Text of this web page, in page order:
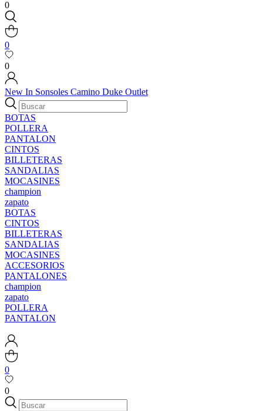
0
0
0
New In Sonsoles Camino Duke Outlet
BOTAS
POLLERA
PANTALON
CINTOS
BILLETERAS
SANDALIAS
MOCASINES
champion
zapato
BOTAS
CINTOS
BILLETERAS
SANDALIAS
MOCASINES
ACCESORIOS
PANTALONES
champion
zapato
POLLERA
PANTALON
0
0